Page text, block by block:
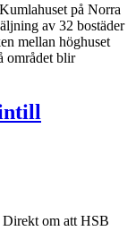
på Norra
av 32 bostäder
mellan höghuset
området blir
Direkt om att HSB